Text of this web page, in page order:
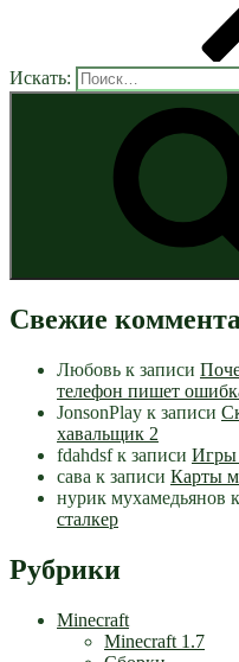
Искать:
Свежие
Любовь к записи
телефон пишет
JonsonPlay к записи
хавальщик 2
fdahdsfк записи Игры
сава к записи Карты
нурик мухамедьянов
сталкер
Рубрики
Minecraft
Minecraft 1.7